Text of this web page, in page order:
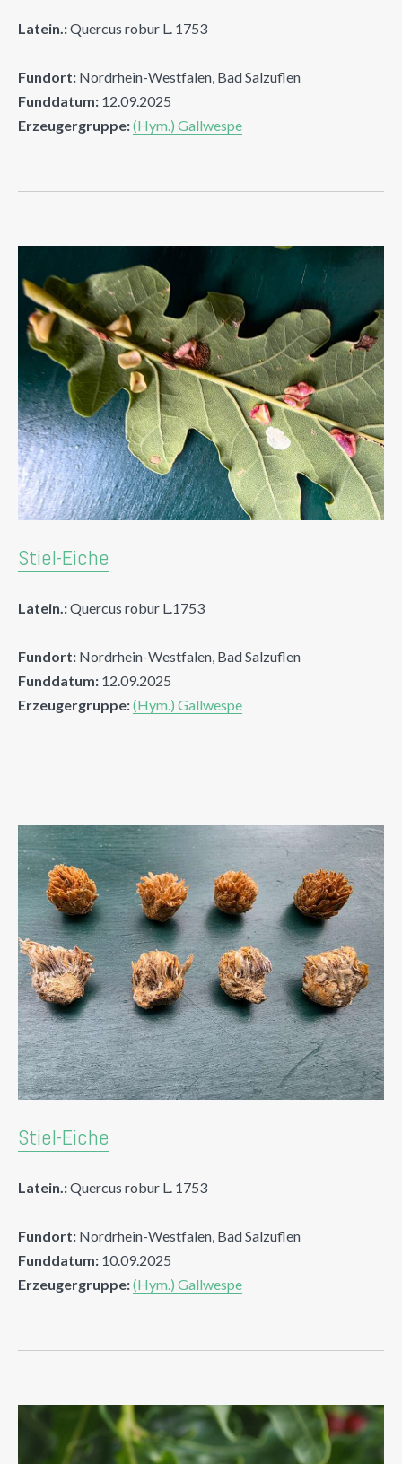
Latein.:Quercus robur L. 1753
Fundort: Nordrhein-Westfalen, Bad Salzuflen
Funddatum: 12.09.2025
Erzeugergruppe:(Hym.) Gallwespe
Stiel-Eiche
Latein.:Quercus robur L.1753
Fundort: Nordrhein-Westfalen, Bad Salzuflen
Funddatum: 12.09.2025
Erzeugergruppe:(Hym.) Gallwespe
Stiel-Eiche
Latein.:Quercus robur L. 1753
Fundort: Nordrhein-Westfalen, Bad Salzuflen
Funddatum: 10.09.2025
Erzeugergruppe:(Hym.) Gallwespe